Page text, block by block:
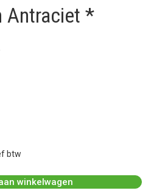
Antraciet *
btw
winkelwagen